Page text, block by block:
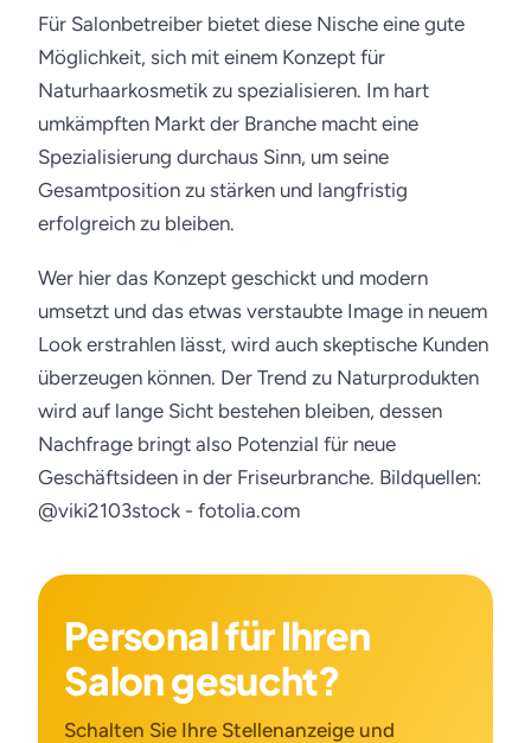
Für Salonbetreiber bietet diese Nische eine gute
Möglichkeit, sich mit einem Konzept für
Naturhaarkosmetik zu spezialisieren. Im hart
umkämpften Markt der Branche macht eine
Spezialisierung durchaus Sinn, um seine
Gesamtposition zu stärken und langfristig
erfolgreich zu bleiben.
Wer hier das Konzept geschickt und modern
umsetzt und das etwas verstaubte Image in neuem
Look erstrahlen lässt, wird auch skeptische Kunden
überzeugen können. Der Trend zu Naturprodukten
wird auf lange Sicht bestehen bleiben, dessen
Nachfrage bringt also Potenzial für neue
Geschäftsideen in der Friseurbranche. Bildquellen:
@viki2103stock - fotolia.com
Personal für Ihren
Salon gesucht?
Schalten Sie Ihre Stellenanzeige und